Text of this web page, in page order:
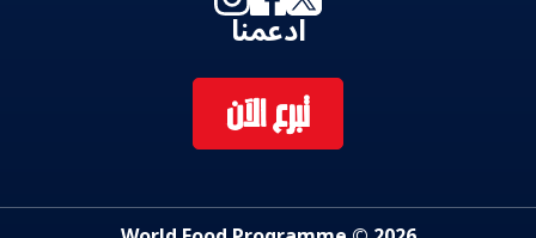
ادعمنا
تبرع الآن